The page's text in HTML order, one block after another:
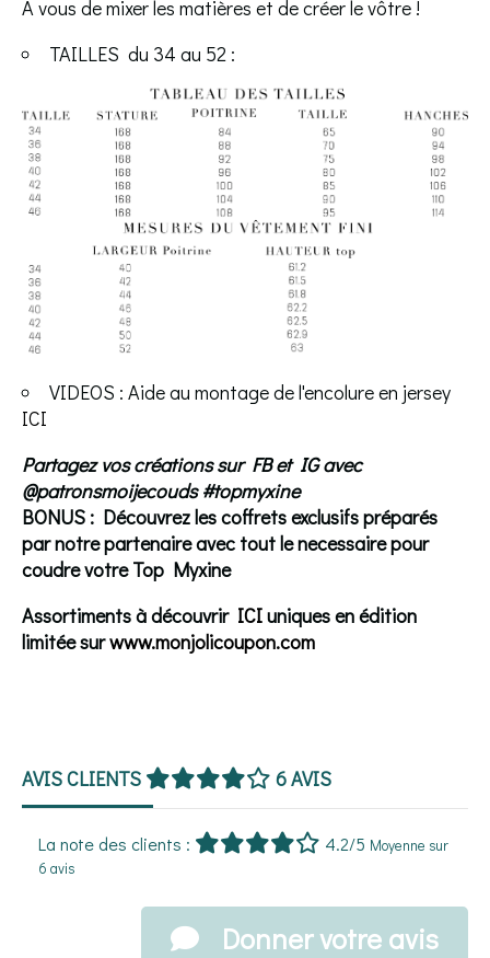
A vous de mixer les matières et de créer le vôtre !
TAILLES du 34 au 52 :
VIDEOS : Aide au montage de l'encolure en jersey
ICI
Partagezvos créations sur FB et IG avec
@patronsmoijecouds #topmyxine
BONUS : Découvrez les coffrets exclusifs préparés
par notre partenaire avec tout le necessaire pour
coudre votre Top Myxine
Assortiments à découvrir ICIuniques en édition
limitée surwww.monjolicoupon.com
AVIS CLIENTS 6 AVIS
La note des clients : 4.2/5 Moyenne sur
6 avis
Donner votre avis